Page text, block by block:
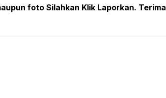
foto Silahkan Klik Laporkan. Terima